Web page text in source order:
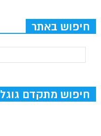
חיפוש באתר
חיפוש מתקדם גוגל